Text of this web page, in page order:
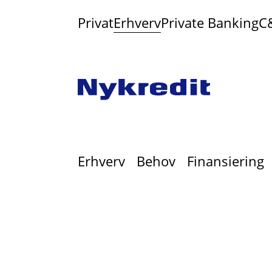
PrivatErhvervPrivate Banking
Erhverv Behov Finansiering